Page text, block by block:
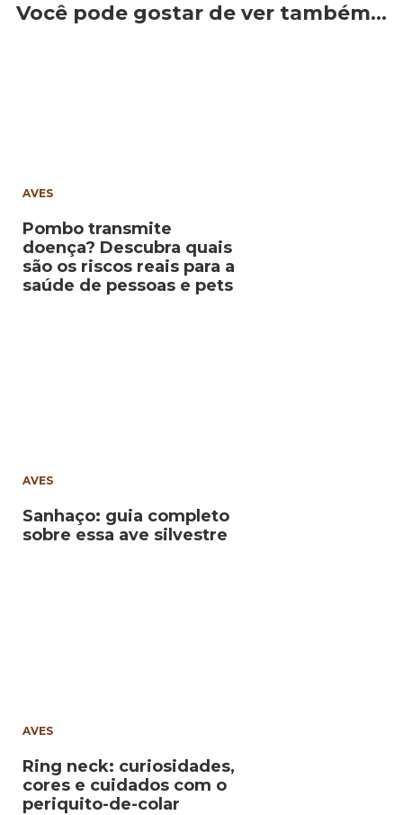
Você pode gostar de ver também…
AVES
Pombo transmite
doença? Descubra quais
são os riscos reais para a
saúde de pessoas e pets
AVES
Sanhaço: guia completo
sobre essa ave silvestre
AVES
Ring neck: curiosidades,
cores e cuidados com o
periquito-de-colar